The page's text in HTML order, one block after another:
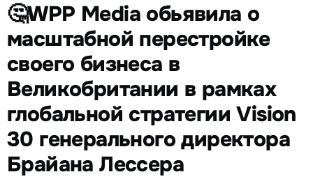
🤔WPP Media обьявила о
масштабной перестройке
своего бизнеса в
Великобритании в рамках
глобальной стратегии Vision
30 генерального директора
Брайана Лессера